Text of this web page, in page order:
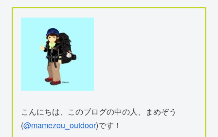
こんにちは、このブログの中の人、まめぞう
(@mamezou_outdoor)です！